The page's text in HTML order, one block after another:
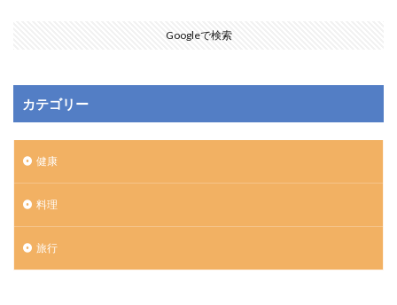
Googleで検索
カテゴリー
健康
料理
旅行